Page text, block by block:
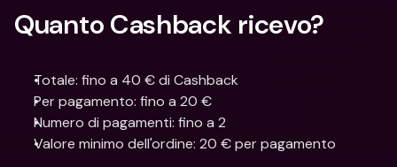
Quanto Cashback ricevo?
Totale: fino a 40 € di Cashback
Per pagamento: fino a 20 €
Numero di pagamenti: fino a 2
Valore minimo dell'ordine: 20 € per pagamento